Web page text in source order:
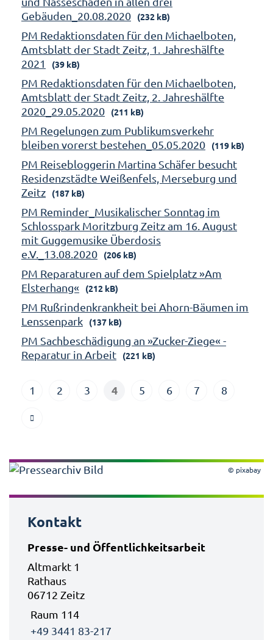
Gebäuden_20.08.2020
(232 kB)
PM Redaktionsdaten für den Michaelboten,
Amtsblatt der Stadt Zeitz, 1. Jahreshälfte
2021
(39 kB)
PM Redaktionsdaten für den Michaelboten,
Amtsblatt der Stadt Zeitz, 2. Jahreshälfte
2020_29.05.2020
(211 kB)
PM Regelungen zum Publikumsverkehr
bleiben vorerst bestehen_05.05.2020
(119 kB)
PM Reisebloggerin Martina Schäfer besucht
Residenzstädte Weißenfels, Merseburg und
Zeitz
(187 kB)
PM Reminder_Musikalischer Sonntag im
Schlosspark Moritzburg Zeitz am 16. August
mit Guggemusike Überdosis
e.V._13.08.2020
(206 kB)
PM Reparaturen auf dem Spielplatz »Am
Elsterhang«
(212 kB)
PM Rußrindenkrankheit bei Ahorn-Bäumen im
Lenssenpark
(137 kB)
PM Sachbeschädigung an »Zucker-Ziege« -
Reparatur in Arbeit
(221 kB)
1 2 3 4 5 6 7 8
© pixabay
Kontakt
Presse- und Öffentlichkeitsarbeit
Altmarkt 1
Rathaus
06712 Zeitz
Raum 114
+49 3441 83-217